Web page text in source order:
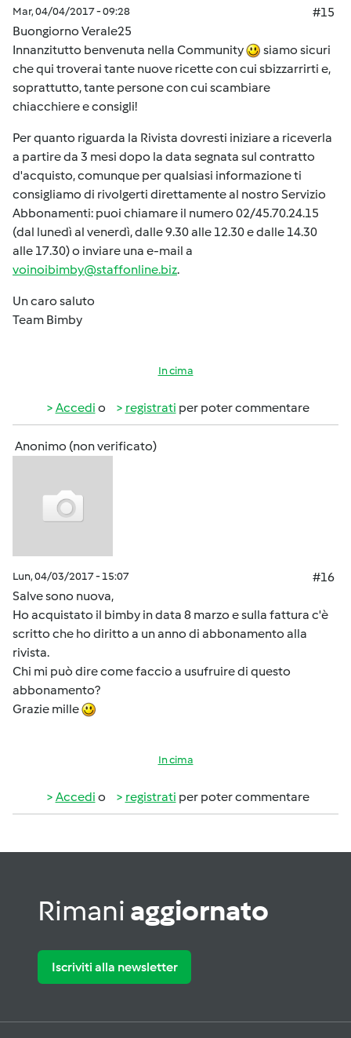
Mar, 04/04/2017 - 09:28
#15
Buongiorno Verale25
Innanzitutto benvenuta nella Community
siamo sicuri
che qui troverai tante nuove ricette con cui sbizzarrirti e,
soprattutto, tante persone con cui scambiare
chiacchiere e consigli!
Per quanto riguarda la Rivista dovresti iniziare a riceverla
a partire da 3 mesi dopo la data segnata sul contratto
d'acquisto, comunque per qualsiasi informazione ti
consigliamo di rivolgerti direttamente al nostro Servizio
Abbonamenti: puoi chiamare il numero 02/45.70.24.15
(dal lunedì al venerdì, dalle 9.30 alle 12.30 e dalle 14.30
alle 17.30) o inviare una e-mail a
voinoibimby@staffonline.biz.
Un caro saluto
Team Bimby
In cima
Accedi o registrati per poter commentare
Anonimo (non verificato)
Lun, 04/03/2017 - 15:07
#16
Salve sono nuova,
Ho acquistato il bimby in data 8 marzo e sulla fattura c'è
scritto che ho diritto a un anno di abbonamento alla
rivista.
Chi mi può dire come faccio a usufruire di questo
abbonamento?
Grazie mille
In cima
Accedi o registrati per poter commentare
Rimani aggiornato
Iscriviti alla newsletter